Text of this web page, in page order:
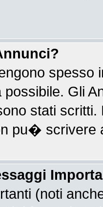
spesso
Gli
stati
pu� scrivere
(noti